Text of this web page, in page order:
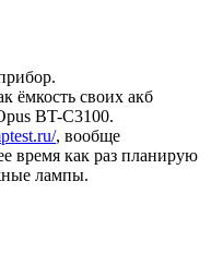
ёмкость своих акб
BT-C3100.
, вообще
время как раз планирую
лампы.